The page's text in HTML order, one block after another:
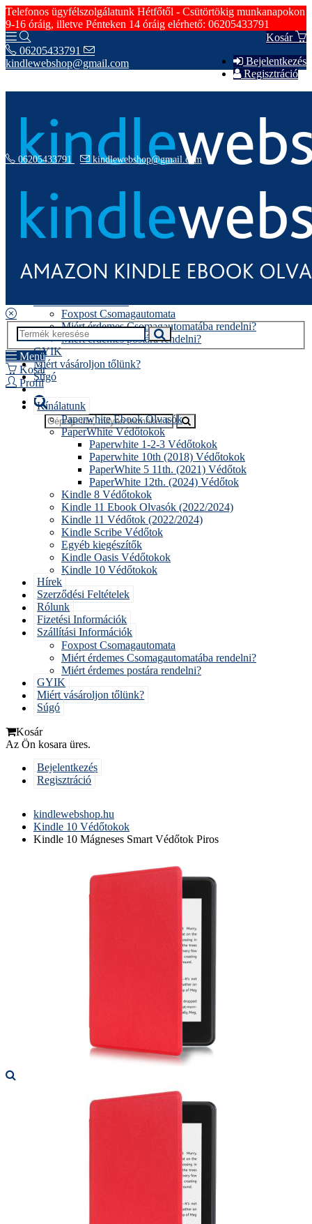
Telefonos ügyfélszolgálatunk Hétfőtől - Csütörtökig munkanapokon
9-16 óráig, illetve Pénteken 14 óráig elérhető: 06205433791
Kosár
Bejelentkezés
Regisztráció
06205433791
kindlewebshop@gmail.com
Szerződési Feltételek
Rólunk
Foxpost Csomagautomata
Miért érdemes Csomagautomatába rendelni?
Miért érdemes postára rendelni?
GYIK
Miért vásároljon tőlünk?
Súgó
06205433791 kindlewebshop@gmail.com
Menü
Kosár
Profil
Kínálatunk
Paperwhite Ebook Olvasók
PaperWhite Védőtokok
Paperwhite 1-2-3 Védőtokok
Paperwhite 10th (2018) Védőtokok
PaperWhite 5 11th. (2021) Védőtok
PaperWhite 12th. (2024) Védőtok
Kindle 8 Védőtokok
Kindle 11 Ebook Olvasók (2022/2024)
Kindle 11 Védőtok (2022/2024)
Kindle Scribe Védőtok
Egyéb kiegészítők
Kindle Oasis Védőtokok
Kindle 10 Védőtokok
Hírek
Szerződési Feltételek
Rólunk
Fizetési Információk
Szállítási Információk
Foxpost Csomagautomata
Miért érdemes Csomagautomatába rendelni?
Miért érdemes postára rendelni?
GYIK
Miért vásároljon tőlünk?
Súgó
Kosár
Az Ön kosara üres.
Bejelentkezés
Regisztráció
kindlewebshop.hu
Kindle 10 Védőtokok
Kindle 10 Mágneses Smart Védőtok Piros